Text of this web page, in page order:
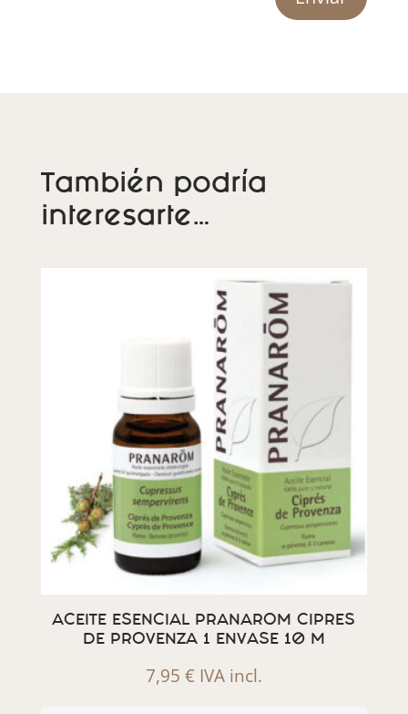
También podría
interesarte…
ACEITE ESENCIAL PRANAROM CIPRES
DE PROVENZA 1 ENVASE 10 M
7,95 € IVA incl.